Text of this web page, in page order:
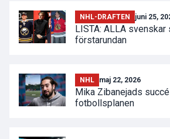
NHL-DRAFTEN juni 25,
LISTA: ALLA svenskar
förstarundan
NHL maj 22, 2026
Mika Zibanejads
fotbollsplanen